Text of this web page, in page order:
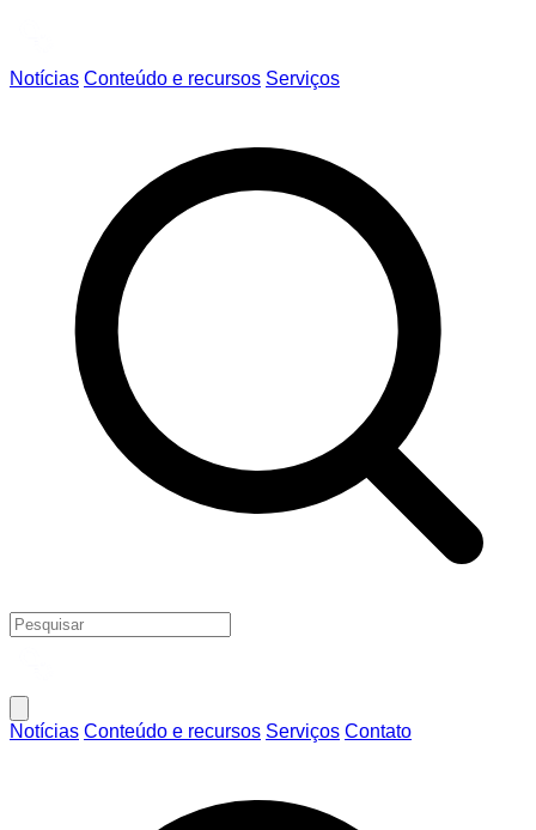
Notícias Conteúdo e recursos Serviços
Notícias Conteúdo e recursos Serviços Contato